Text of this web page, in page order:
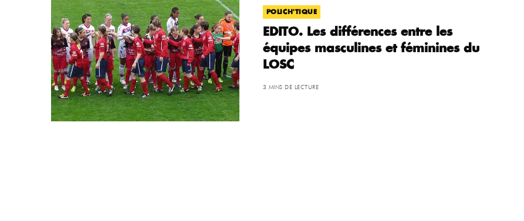
POLICH'TIQUE
EDITO. Les différences entre les
équipes masculines et féminines du
LOSC
3 MINS DE LECTURE